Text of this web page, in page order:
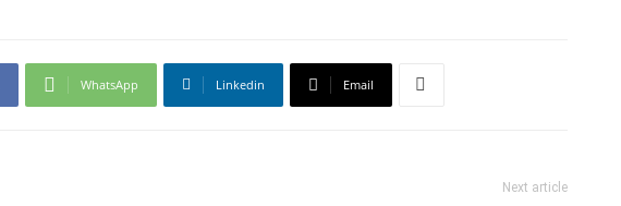
WhatsApp Linkedin Email
Next article